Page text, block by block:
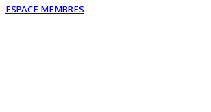
ESPACE MEMBRES